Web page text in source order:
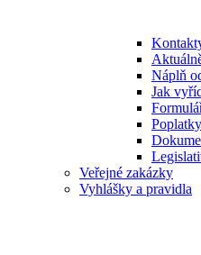
Náplň
Jak
Poplatky
Veřejné zakázky
Vyhlášky a pravidla